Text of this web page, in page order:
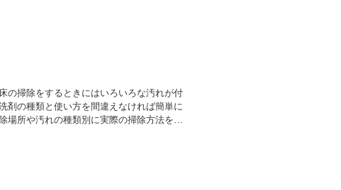
の掃除をするときにはいろいろな汚れが付
剤の種類と使い方を間違えなければ簡単に
場所や汚れの種類別に実際の掃除方法を詳